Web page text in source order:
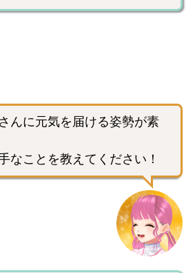
んに元気を届ける姿勢が素
なことを教えてください！